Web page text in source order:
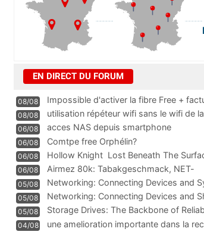
EN DIRECT DU FORUM
08/08
Impossible d'activer la fibre Free +
résiliation
08/08 utilisation répéteur wifi sans le wifi de
06/08 acces NAS depuis smartphone
06/08 Comtpe free Orphélin?
06/08 Hollow Knight  Lost Beneath The
06/08
Airmez 80k: Tabakgeschmack, NET-
Technologie und Leistung im
05/08 Networking: Connecting Devices and
05/08
Networking: Connecting Devices and
Information
05/08
Storage Drives: The Backbone of
Management
04/08
une amelioration importante dans la